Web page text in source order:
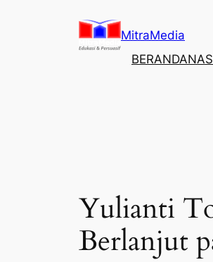
MitraMedia
BERANDA
Yulianti
Berlanjut